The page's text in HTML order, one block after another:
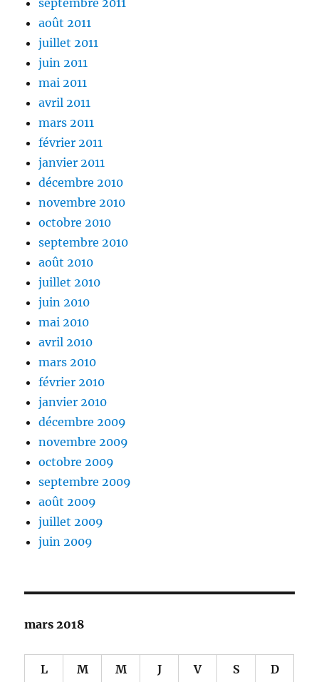
août 2011
juillet 2011
juin 2011
mai 2011
avril 2011
mars 2011
février 2011
janvier 2011
décembre 2010
novembre 2010
octobre 2010
septembre 2010
août 2010
juillet 2010
juin 2010
mai 2010
avril 2010
mars 2010
février 2010
janvier 2010
décembre 2009
novembre 2009
octobre 2009
septembre 2009
août 2009
juillet 2009
juin 2009
mars 2018
L M M J V S D